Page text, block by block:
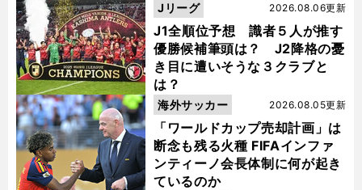
J1全順位予想 識者５人が推す
優勝候補筆頭は？ J2降格の憂
き目に遭いそうな３クラブと
は？
2026.08.06更新
Jリーグ
「ワールドカップ売却計画」は
断念も残る火種 FIFAインファ
ンティーノ会長体制に何が起き
ているのか
2026.08.05更新
海外サッカー